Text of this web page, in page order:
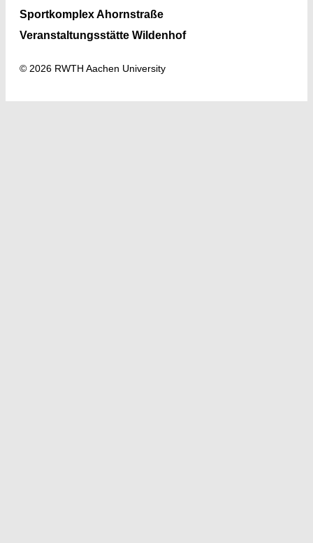
Sportkomplex Ahornstraße
Veranstaltungsstätte Wildenhof
© 2026 RWTH Aachen University